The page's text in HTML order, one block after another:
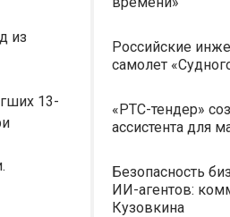
из
13-
Российские
самолет
«РТС-тендер»
ассистента для
Безопасность
ИИ-агентов:
Кузовкина